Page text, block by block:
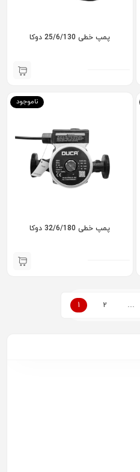
پمپ خطی 25/6/130 دوکا
ناموجود
پمپ خطی 32/6/180 دوکا
1 2 …